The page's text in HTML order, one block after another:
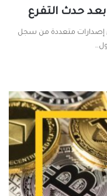
بعد حدث التفرع
إصدارات متعددة من سجل